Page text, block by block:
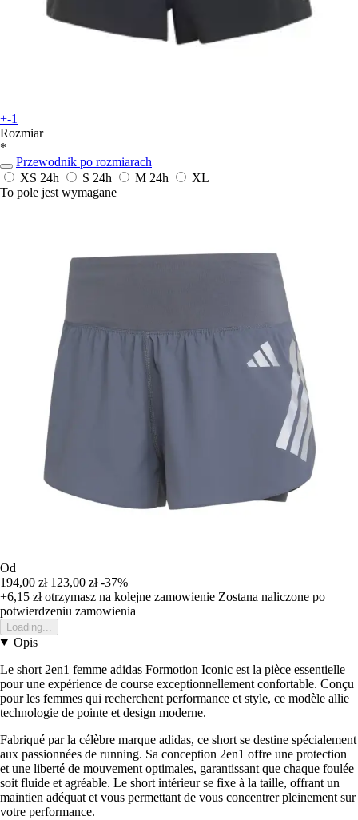
+-1
Rozmiar
*
Przewodnik po rozmiarach
XS 24h S 24h M 24h
XL
To pole jest wymagane
Od
194,00 zł 123,00 zł -37%
+6,15 złotrzymasz na kolejne zamowienie Zostana naliczone po
potwierdzeniu zamowienia
Loading...
Opis
Le short 2en1 femme adidas Formotion Iconic est la pièce essentielle
pour une expérience de course exceptionnellement confortable. Conçu
pour les femmes qui recherchent performance et style, ce modèle allie
technologie de pointe et design moderne.
Fabriqué par la célèbre marque adidas, ce short se destine spécialement
aux passionnées de running. Sa conception 2en1 offre une protection
et une liberté de mouvement optimales, garantissant que chaque foulée
soit fluide et agréable. Le short intérieur se fixe à la taille, offrant un
maintien adéquat et vous permettant de vous concentrer pleinement sur
votre performance.